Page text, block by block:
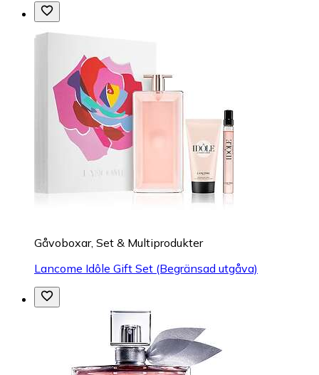
Gåvoboxar, Set & Multiprodukter
Lancome Idôle Gift Set (Begränsad utgåva)